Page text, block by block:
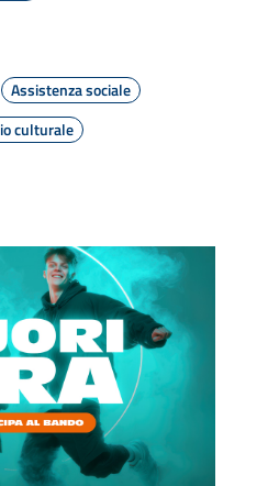
Assistenza sociale
culturale